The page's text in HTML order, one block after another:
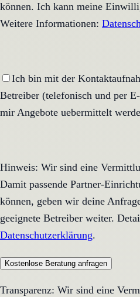
können. Ich kann meine
Weitere Informationen:
Ich bin mit der
Betreiber (telefonisch und per
mir Angebote uebermittelt
Hinweis: Wir sind eine
Damit passende Partner-
können, geben wir deine
geeignete Betreiber weiter.
Datenschutzerklärung.
Kostenlose Beratung anfragen
Transparenz: Wir sind eine